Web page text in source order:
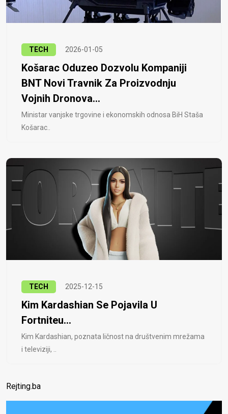
TECH 2026-01-05
Košarac Oduzeo Dozvolu Kompaniji
BNT Novi Travnik Za Proizvodnju
Vojnih Dronova...
Ministar vanjske trgovine i ekonomskih odnosa BiH Staša
Košarac..
TECH 2025-12-15
Kim Kardashian Se Pojavila U
Fortniteu...
Kim Kardashian, poznata ličnost na društvenim mrežama
i televiziji, ..
Rejting.ba